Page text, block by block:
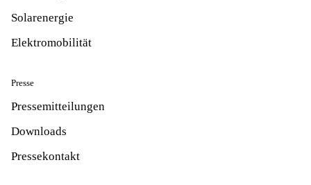
Solarenergie
Elektromobilität
Presse
Pressemitteilungen
Downloads
Pressekontakt